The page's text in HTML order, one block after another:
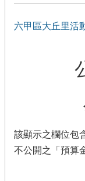
六甲區大丘里活
該顯示之欄位包
不公開之「預算